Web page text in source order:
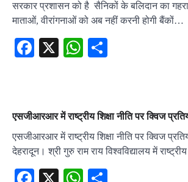
सरकार प्रशासन को है सैनिकों के बलिदान का
माताओं, वीरांगनाओं को अब नहीं करनी होगी बैंकों…
Facebook
X WhatsApp
एसजीआरआर में राष्ट्रीय शिक्षा नीति पर क्विज
एसजीआरआर में राष्ट्रीय शिक्षा नीति पर क्विज
देहरादून। श्री गुरु राम राय विश्वविद्यालय में